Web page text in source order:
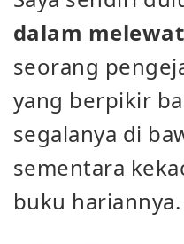
dalam
seorang
yang berpikir
segalanya di
sementara
buku hariannya.